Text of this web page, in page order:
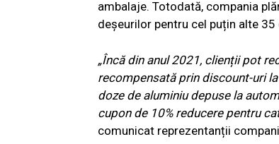
ambalaje. Totodată, compania
deșeurilor pentru cel puțin alte 35
„Încă din anul 2021, clienții pot
recompensată prin discount-uri
doze de aluminiu depuse la
cupon de 10% reducere pentru
comunicat reprezentanții